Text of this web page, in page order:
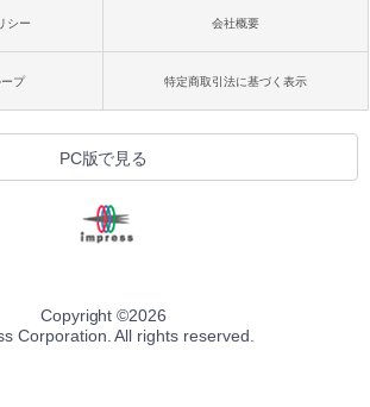
シー 会社概要
プ 特定商取引法に基づく表示
PC版で見る
Copyright ©2026
Corporation. All rights reserved.